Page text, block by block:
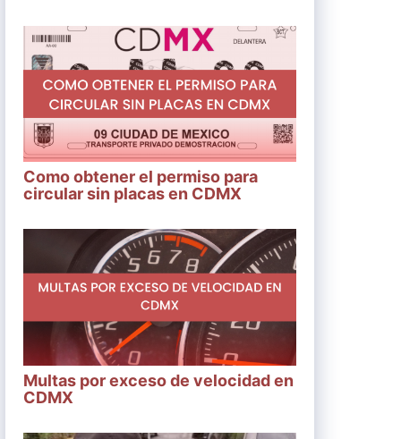
Como obtener el permiso para
circular sin placas en CDMX
Multas por exceso de velocidad en
CDMX